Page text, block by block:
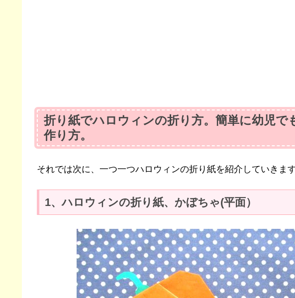
折り紙でハロウィンの折り方。簡単に幼児で
作り方。
それでは次に、一つ一つハロウィンの折り紙を紹介していきま
1、ハロウィンの折り紙、かぼちゃ(平面）